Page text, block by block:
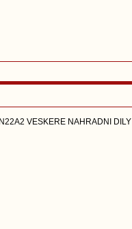
VESKERE NAHRADNI DILY